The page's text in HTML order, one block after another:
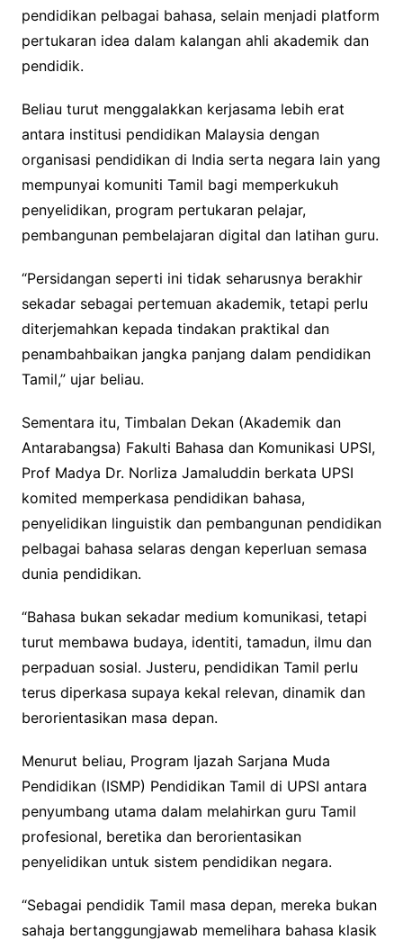
pendidikan pelbagai bahasa, selain menjadi platform
pertukaran idea dalam kalangan ahli akademik dan
pendidik.
Beliau turut menggalakkan kerjasama lebih erat
antara institusi pendidikan Malaysia dengan
organisasi pendidikan di India serta negara lain yang
mempunyai komuniti Tamil bagi memperkukuh
penyelidikan, program pertukaran pelajar,
pembangunan pembelajaran digital dan latihan guru.
“Persidangan seperti ini tidak seharusnya berakhir
sekadar sebagai pertemuan akademik, tetapi perlu
diterjemahkan kepada tindakan praktikal dan
penambahbaikan jangka panjang dalam pendidikan
Tamil,” ujar beliau.
Sementara itu, Timbalan Dekan (Akademik dan
Antarabangsa) Fakulti Bahasa dan Komunikasi UPSI,
Prof Madya Dr. Norliza Jamaluddin berkata UPSI
komited memperkasa pendidikan bahasa,
penyelidikan linguistik dan pembangunan pendidikan
pelbagai bahasa selaras dengan keperluan semasa
dunia pendidikan.
“Bahasa bukan sekadar medium komunikasi, tetapi
turut membawa budaya, identiti, tamadun, ilmu dan
perpaduan sosial. Justeru, pendidikan Tamil perlu
terus diperkasa supaya kekal relevan, dinamik dan
berorientasikan masa depan.
Menurut beliau, Program Ijazah Sarjana Muda
Pendidikan (ISMP) Pendidikan Tamil di UPSI antara
penyumbang utama dalam melahirkan guru Tamil
profesional, beretika dan berorientasikan
penyelidikan untuk sistem pendidikan negara.
“Sebagai pendidik Tamil masa depan, mereka bukan
sahaja bertanggungjawab memelihara bahasa klasik